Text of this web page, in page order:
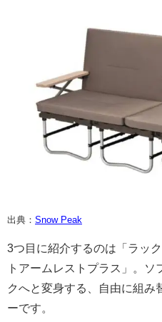
出典： Snow Peak
3つ目に紹介するのは「ラッ
トアームレストプラス」。
クへと変身する、自由に組み
ーです。